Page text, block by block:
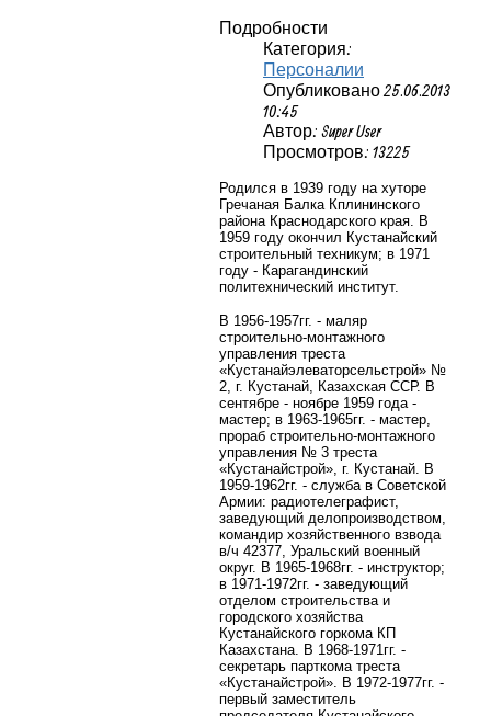
Подробности
Категория:
Персоналии
Опубликовано 25.06.2013
10:45
Автор: Super User
Просмотров: 13225
Родился в 1939 году на хуторе
Гречаная Балка Кплининского
района Краснодарского края. В
1959 году окончил Кустанайский
строительный техникум; в 1971
году - Карагандинский
политехнический институт.
В 1956-1957гг. - маляр
строительно-монтажного
управления треста
«Кустанайэлеваторсельстрой» №
2, г. Кустанай, Казахская ССР. В
сентябре - ноябре 1959 года -
мастер; в 1963-1965гг. - мастер,
прораб строительно-монтажного
управления № 3 треста
«Кустанайстрой», г. Кустанай. В
1959-1962гг. - служба в Советской
Армии: радиотелеграфист,
заведующий делопроизводством,
командир хозяйственного взвода
в/ч 42377, Уральский военный
округ. В 1965-1968гг. - инструктор;
в 1971-1972гг. - заведующий
отделом строительства и
городского хозяйства
Кустанайского горкома КП
Казахстана. В 1968-1971гг. -
секретарь парткома треста
«Кустанайстрой». В 1972-1977гг. -
первый заместитель